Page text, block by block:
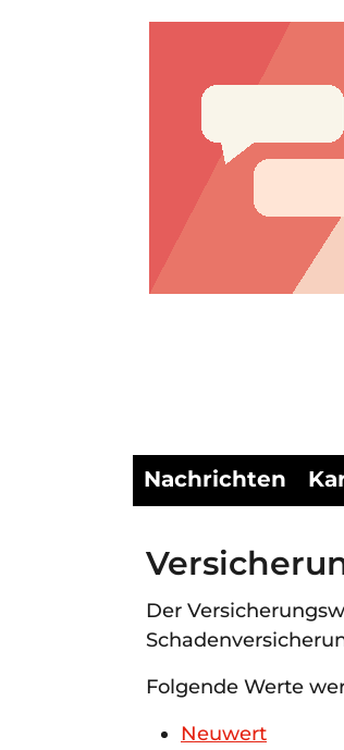
Nachrichten
Der
Folgende Werte
Neuwert